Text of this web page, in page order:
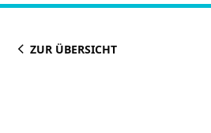
ZUR ÜBERSICHT